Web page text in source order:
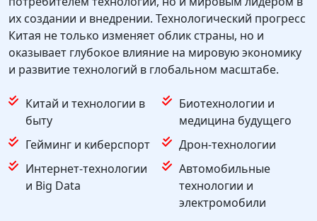
их создании и внедрении. Технологический прогресс
Китая не только изменяет облик страны, но и
оказывает глубокое влияние на мировую экономику
и развитие технологий в глобальном масштабе.
Китай и технологии в
быту
Биотехнологии и
медицина будущего
Гейминг и киберспорт
Дрон-технологии
Интернет-технологии
и Big Data
Автомобильные
технологии и
электромобили